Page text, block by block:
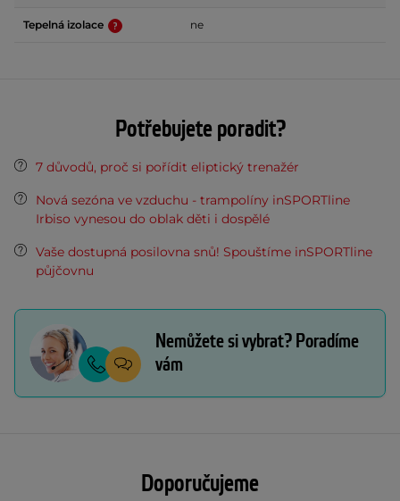
Tepelná izolace ne
Potřebujete poradit?
7 důvodů, proč si pořídit eliptický trenažér
Nová sezóna ve vzduchu - trampolíny inSPORTline
Irbiso vynesou do oblak děti i dospělé
Vaše dostupná posilovna snů! Spouštíme inSPORTline
půjčovnu
Nemůžete si vybrat? Poradíme
vám
Doporučujeme